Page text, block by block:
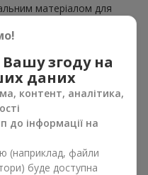
матеріалом для
має чудовий
приміщень, а
своїй структурі
у класичному,
Букет з орхідей
і в масштабних
стають центральним
Залежно від
на орхідеї ціна.
букет з орхідей.
згоду на
даних
контент, аналітика,
до інформації на
(наприклад, файли
буде доступна